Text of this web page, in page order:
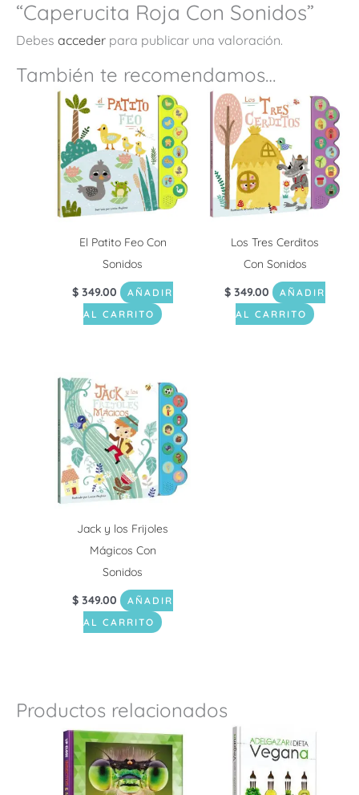
“Caperucita Roja Con Sonidos”
Debes acceder para publicar una valoración.
También te recomendamos…
El Patito Feo Con
Sonidos
$ 349.00
AÑADIR
AL CARRITO
Los Tres Cerditos
Con Sonidos
$ 349.00
AÑADIR
AL CARRITO
Jack y los Frijoles
Mágicos Con
Sonidos
$ 349.00
AÑADIR
AL CARRITO
Productos relacionados